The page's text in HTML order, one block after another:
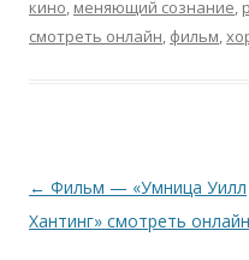
кино, меняющий сознание,
смотреть онлайн, фильм,
Навигация
по
← Фильм — «Умница Уилл
Хантинг» смотреть